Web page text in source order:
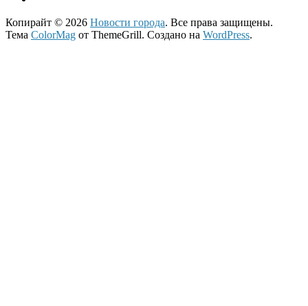
Копирайт © 2026 Новости города. Все права защищены.
Тема ColorMag от ThemeGrill. Создано на WordPress.